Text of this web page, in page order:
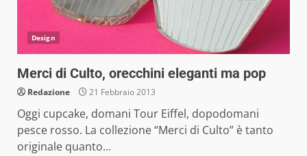
Design
Merci di Culto, orecchini eleganti ma pop
Redazione 21 Febbraio 2013
Oggi cupcake, domani Tour Eiffel, dopodomani
pesce rosso. La collezione “Merci di Culto” è tanto
originale quanto...